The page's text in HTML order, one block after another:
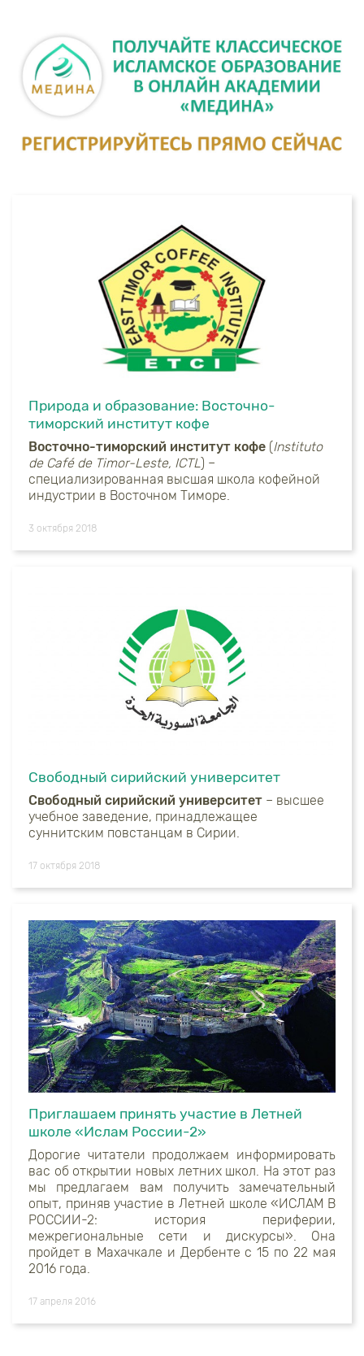
Природа и образование: Восточно-
тиморский институт кофе
Восточно-тиморский институт кофе (Instituto
de Café de Timor-Leste, ICTL) –
специализированная высшая школа кофейной
индустрии в Восточном Тиморе.
3 октября 2018
Свободный сирийский университет
Свободный сирийский университет – высшее
учебное заведение, принадлежащее
суннитским повстанцам в Сирии.
17 октября 2018
Приглашаем принять участие в Летней
школе «Ислам России-2»
Дорогие читатели продолжаем информировать
вас об открытии новых летних школ. На этот раз
мы предлагаем вам получить замечательный
опыт, приняв участие в Летней школе «ИСЛАМ В
РОССИИ-2: история периферии,
межрегиональные сети и дискурсы». Она
пройдет в Махачкале и Дербенте с 15 по 22 мая
2016 года.
17 апреля 2016